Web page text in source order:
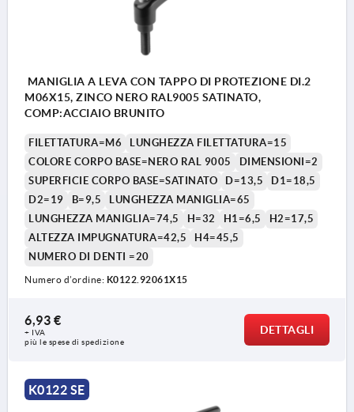
MANIGLIA A LEVA CON TAPPO DI PROTEZIONE DI.2
M06X15, ZINCO NERO RAL9005 SATINATO,
COMP:ACCIAIO BRUNITO
FILETTATURA=M6
LUNGHEZZA FILETTATURA=15
COLORE CORPO BASE=NERO RAL 9005
DIMENSIONI=2
SUPERFICIE CORPO BASE=SATINATO
D=13,5
D1=18,5
D2=19
B=9,5
LUNGHEZZA MANIGLIA=65
LUNGHEZZA MANIGLIA=74,5
H=32 H1=6,5
H2=17,5
ALTEZZA IMPUGNATURA=42,5
H4=45,5
NUMERO DI DENTI =20
Numero d’ordine: K0122.92061X15
6,93 €
+ IVA
più le spese di spedizione
DETTAGLI
K0122 SE